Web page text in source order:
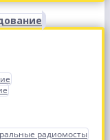
радиомосты